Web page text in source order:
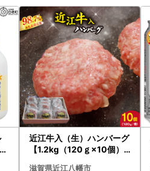
近江牛入（生）ハンバーグ
【1.2kg（120ｇ×10個）
滋賀県近江八幡市